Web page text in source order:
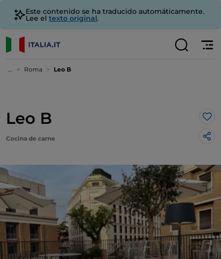
Este contenido se ha traducido automáticamente.
Lee el texto original.
... Roma Leo B
Leo B Me
Cocina de carne